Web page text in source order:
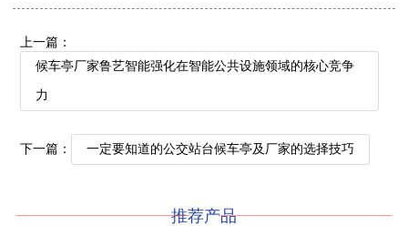
上一篇：
候车亭厂家鲁艺智能强化在智能公共设施领域的核心竞争
力
下一篇： 一定要知道的公交站台候车亭及厂家的选择技巧
推荐产品